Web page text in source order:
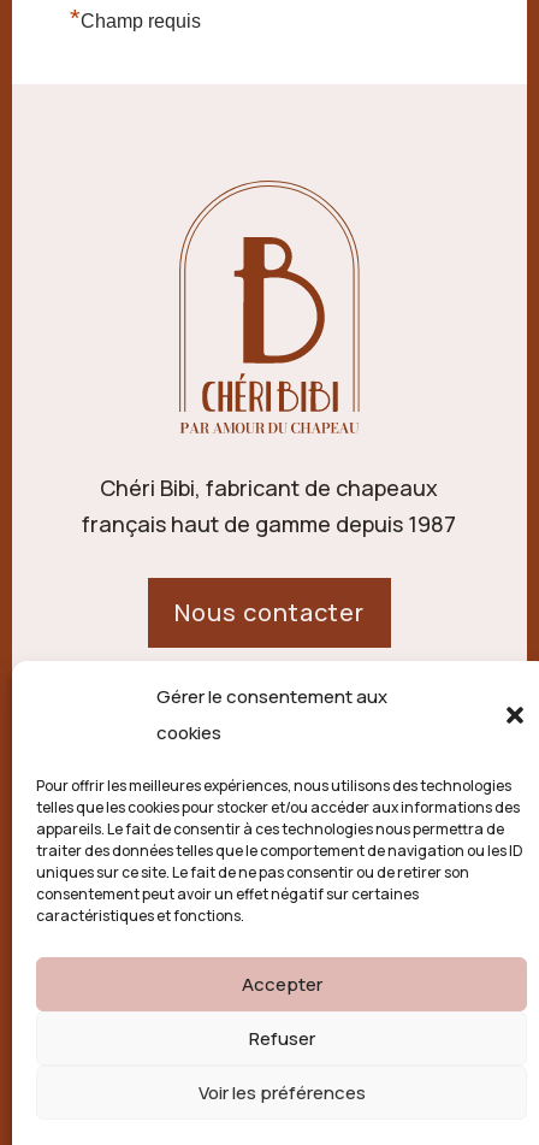
Gérer le consentement aux
cookies
Pour offrir les meilleures expériences, nous utilisons des technologies
telles que les cookies pour stocker et/ou accéder aux informations des
appareils. Le fait de consentir à ces technologies nous permettra de
traiter des données telles que le comportement de navigation ou les ID
uniques sur ce site. Le fait de ne pas consentir ou de retirer son
consentement peut avoir un effet négatif sur certaines
caractéristiques et fonctions.
Accepter
Refuser
Voir les préférences
*Champ requis
Chéri Bibi, fabricant de chapeaux
français haut de gamme depuis 1987
Nous contacter
21 route de Palisse,
Politique de confidentialité
Conditions générales